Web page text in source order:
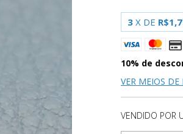
3 X DE
10% de
VER MEIOS
VENDIDO POR